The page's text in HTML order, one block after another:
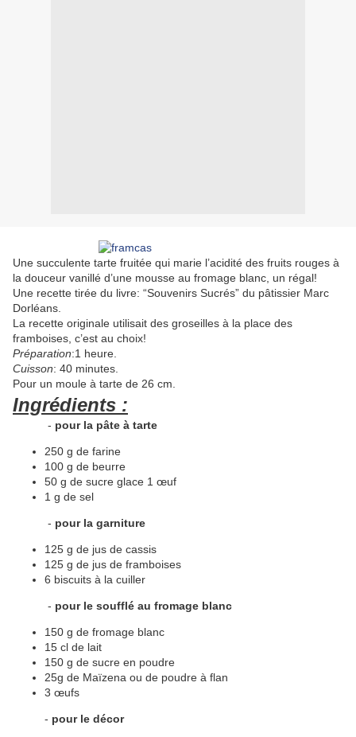
Une succulente tarte fruitée qui marie l’acidité des fruits rouges à
la douceur vanillé d’une mousse au fromage blanc, un régal!
Une recette tirée du livre: “Souvenirs Sucrés” du pâtissier Marc
Dorléans.
La recette originale utilisait des groseilles à la place des
framboises, c’est au choix!
Préparation:1 heure.
Cuisson: 40 minutes.
Pour un moule à tarte de 26 cm.
Ingrédients :
- pour la pâte à tarte
250 g de farine
100 g de beurre
50 g de sucre glace 1 œuf
1 g de sel
- pour la garniture
125 g de jus de cassis
125 g de jus de framboises
6 biscuits à la cuiller
- pour le soufflé au fromage blanc
150 g de fromage blanc
15 cl de lait
150 g de sucre en poudre
25g de Maïzena ou de poudre à flan
3 œufs
- pour le décor